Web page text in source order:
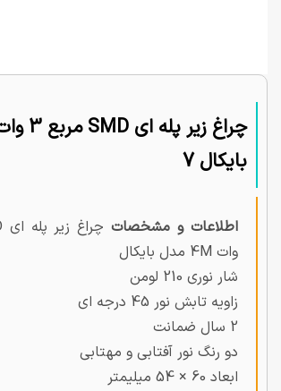
بایکال 7
اطلاعات و مشخصات
وات 4M مدل بایکال
شار نوری 210 لومن
زاویه تابش نور 45 درجه ای
2 سال ضمانت
دو رنگ نور آفتابی و مهتابی
ابعاد 60 × 54 میلیمتر